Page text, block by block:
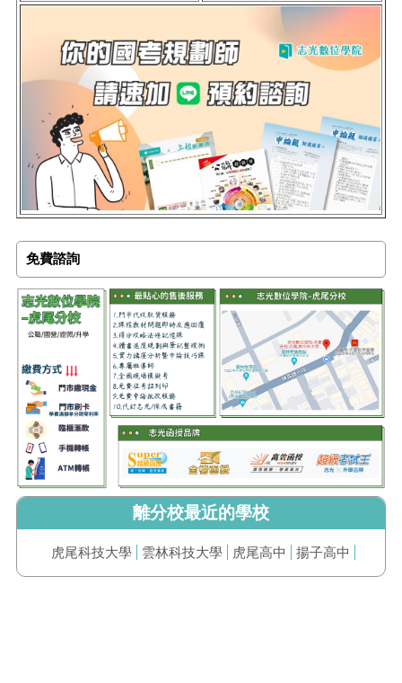
免費諮詢
離分校最近的學校
虎尾科技大學 雲林科技大學 虎尾高中 揚子高中